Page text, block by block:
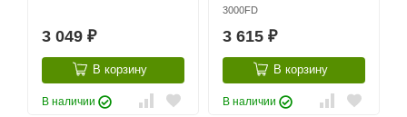
3 049 ₽
В корзину
В наличии
3000FD
3 615 ₽
В корзину
В наличии